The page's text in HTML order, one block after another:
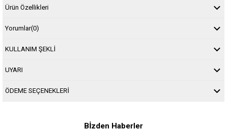
Ürün Özellikleri
Yorumlar(0)
KULLANIM ŞEKLİ
UYARI
ÖDEME SEÇENEKLERİ
Bİzden Haberler